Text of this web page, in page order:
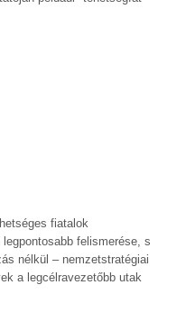
fiatalok
felismerése, s
nélkül – nemzetstratégiai
a legcélravezetőbb utak